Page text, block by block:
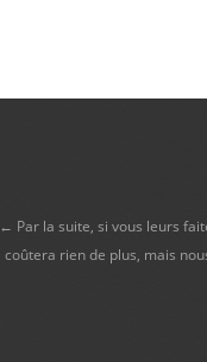
← Par la suite, si vous leurs
coûtera rien de plus, mais